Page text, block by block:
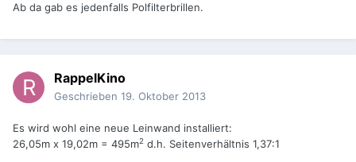
Ab da gab es jedenfalls Polfilterbrillen.
RappelKino
Geschrieben 19. Oktober 2013
Es wird wohl eine neue Leinwand installiert:
26,05m x 19,02m = 495m2 d.h. Seitenverhältnis 1,37:1